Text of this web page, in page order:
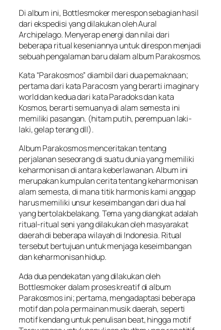
Di album ini, Bottlesmoker merespon sebagian hasil
dari ekspedisi yang dilakukan oleh Aural
Archipelago. Menyerap energi dan nilai dari
beberapa ritual keseniannya untuk direspon menjadi
sebuah pengalaman baru dalam album Parakosmos.
Kata “Parakosmos” diambil dari dua pemaknaan;
pertama dari kata Paracosm yang berarti imaginary
world dan kedua dari kata Paradoks dan kata
Kosmos, berarti semuanya di alam semesta ini
memiliki pasangan. (hitam putih, perempuan laki-
laki, gelap terang dll).
Album Parakosmos menceritakan tentang
perjalanan seseorang di suatu dunia yang memiliki
keharmonisan di antara keberlawanan. Album ini
merupakan kumpulan cerita tentang keharmonisan
alam semesta, di mana titik harmonis kami anggap
harus memiliki unsur keseimbangan dari dua hal
yang bertolakbelakang. Tema yang diangkat adalah
ritual-ritual seni yang dilakukan oleh masyarakat
daerah di beberapa wilayah di Indonesia. Ritual
tersebut bertujuan untuk menjaga keseimbangan
dan keharmonisan hidup.
Ada dua pendekatan yang dilakukan oleh
Bottlesmoker dalam proses kreatif di album
Parakosmos ini; pertama, mengadaptasi beberapa
motif dan pola permainan musik daerah, seperti
motif kendang untuk penulisan beat, hingga motif